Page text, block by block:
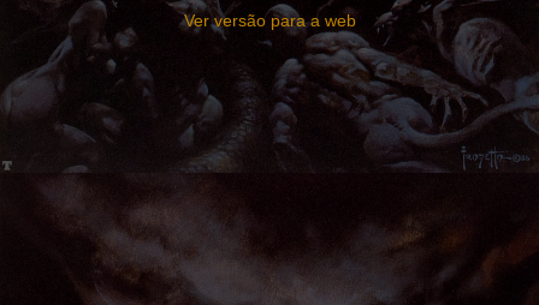
Ver versão para a web